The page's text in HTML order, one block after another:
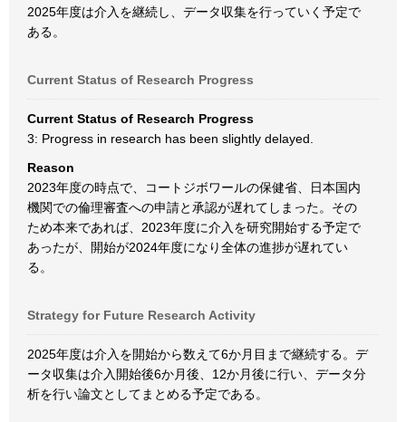
2025年度は介入を継続し、データ収集を行っていく予定で
ある。
Current Status of Research Progress
Current Status of Research Progress
3: Progress in research has been slightly delayed.
Reason
2023年度の時点で、コートジボワールの保健省、日本国内
機関での倫理審査への申請と承認が遅れてしまった。その
ため本来であれば、2023年度に介入を研究開始する予定で
あったが、開始が2024年度になり全体の進捗が遅れてい
る。
Strategy for Future Research Activity
2025年度は介入を開始から数えて6か月目まで継続する。デ
ータ収集は介入開始後6か月後、12か月後に行い、データ分
析を行い論文としてまとめる予定である。